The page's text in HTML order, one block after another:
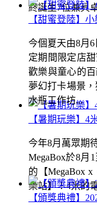
終誕生7位兼具
【暑期玩樂】4
今年8月萬眾期
MegaBox於8月
的【MegaBox
樂站】！4米的
【甜蜜登陸】
今個夏天由8月
定期間限定店
歡樂與童心的
夢幻打卡場景
水瓶工作坊...
【頒獎典禮】